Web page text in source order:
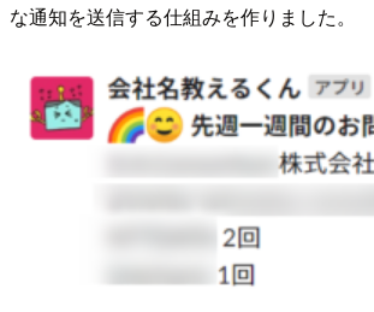
な通知を送信する仕組みを作りました。